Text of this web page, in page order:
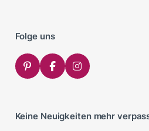
Folge uns
Keine Neuigkeiten mehr